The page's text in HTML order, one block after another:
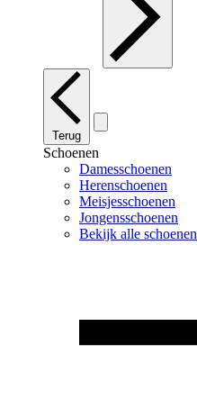
Terug
Schoenen
Damesschoenen
Herenschoenen
Meisjesschoenen
Jongensschoenen
Bekijk alle schoenen